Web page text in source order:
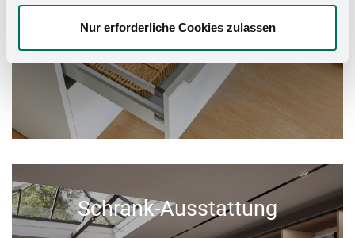
Nur erforderliche Cookies zulassen
Schrank-Ausstattung